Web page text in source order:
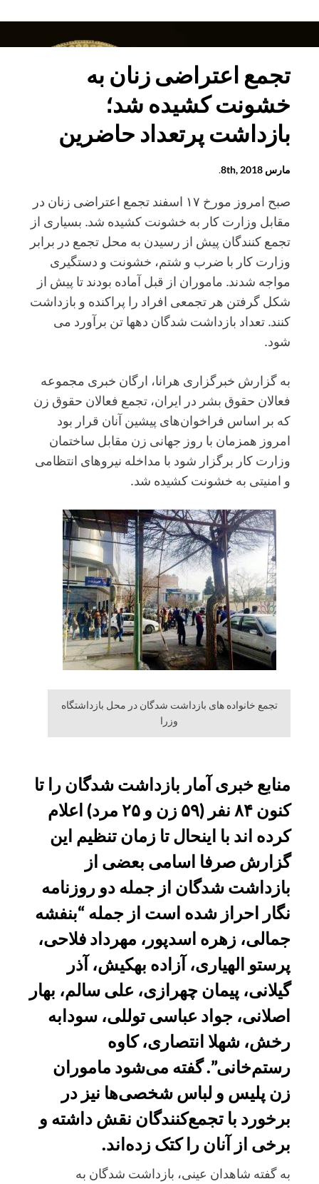
غذای
پس
از
۳۵
روز
ادامه
دارد
تجمع اعتراضی زنان به
خشونت کشیده شد؛
بازداشت پرتعداد حاضرین
مارس 8th, 2018 .
صبح امروز مورخ ۱۷ اسفند تجمع اعتراضی زنان در
مقابل وزارت کار به خشونت کشیده شد. بسیاری از
تجمع کنندگان پیش از رسیدن به محل تجمع در برابر
وزارت کار با ضرب و شتم، خشونت و دستگیری
مواجه شدند. ماموران از قبل آماده بودند تا پیش از
شکل گرفتن هر تجمعی افراد را پراکنده و بازداشت
کنند. تعداد بازداشت شدگان دهها تن برآورد می
شود.
به گزارش خبرگزاری هرانا، ارگان خبری مجموعه
فعالان حقوق بشر در ایران، تجمع فعالان حقوق زن
که بر اساس فراخوان‌های پیشین آنان قرار بود
امروز همزمان با روز جهانی زن مقابل ساختمان
وزارت کار برگزار شود با مداخله نیروهای انتظامی
و امنیتی به خشونت کشیده شد.
تجمع خانواده های بازداشت شدگان در محل بازداشتگاه
وزرا
منابع خبری آمار بازداشت شدگان را تا
کنون ۸۴ نفر (۵٩ زن و ٢۵ مرد) اعلام
کرده اند با اینحال تا زمان تنظیم این
گزارش صرفا اسامی بعضی از
بازداشت شدگان از جمله دو روزنامه
نگار احراز شده است از جمله “بنفشه
جمالی، زهره اسدپور، مهرداد فلاحی،
پرستو الهیاری، آزاده بهکیش، آذر
گیلانی، پیمان چهرازی، علی سالم، بهار
اصلانی، جواد عباسی توللی، سودابه
رخش، شهلا انتصاری، کاوه
رستم‌خانی”. گفته می‌شود ماموران
زن پلیس و لباس‌ شخصی‌ها نیز در
برخورد با تجمع‌کنندگان نقش داشته و
برخی از آنان را کتک زده‌اند.
به گفته شاهدان عینی، بازداشت شدگان به